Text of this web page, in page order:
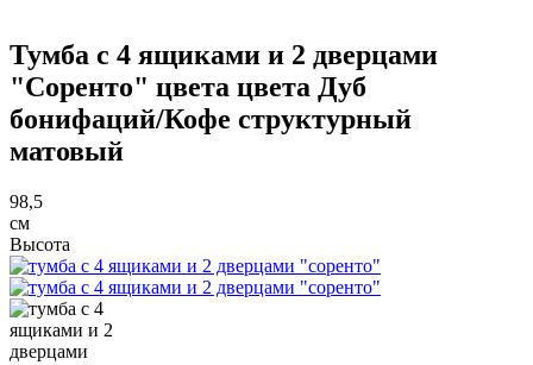
Тумба с 4 ящиками и 2 дверцами
"Соренто" цвета цвета Дуб
бонифаций/Кофе структурный
матовый
98,5
см
Высота